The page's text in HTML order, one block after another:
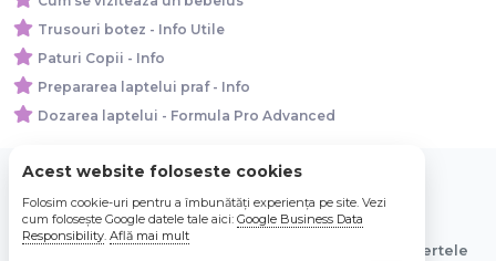
Trusouri botez - Info Utile
Paturi Copii - Info
Prepararea laptelui praf - Info
Dozarea laptelui - Formula Pro Advanced
© 2026 Bebe Nou Online Store SRL
Toate preturile sunt exprimate in lei si includ tva. Ofertele
Acest website foloseste cookies
Folosim cookie-uri pentru a îmbunătăți experiența pe site. Vezi
cum folosește Google datele tale aici: Google Business Data
Responsibility. Află mai mult